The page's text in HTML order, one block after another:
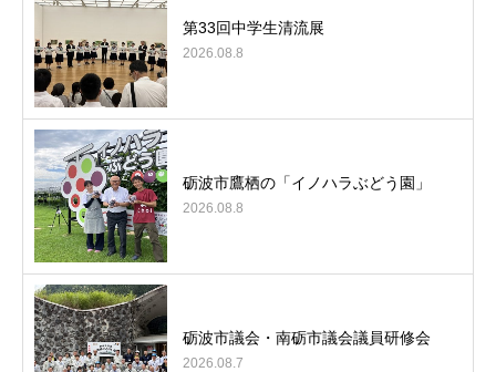
第33回中学生清流展
2026.08.8
砺波市鷹栖の「イノハラぶどう園」
2026.08.8
砺波市議会・南砺市議会議員研修会
2026.08.7